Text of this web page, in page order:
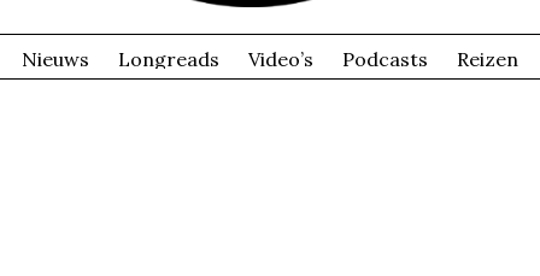
Nieuws Longreads Video’s Podcasts Reizen